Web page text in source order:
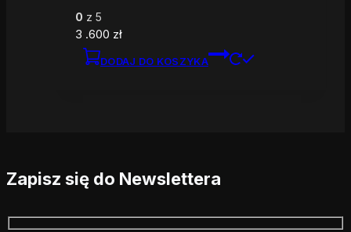
0 z 5
3 .600 zł
DODAJ DO KOSZYKA
Zapisz się do Newslettera